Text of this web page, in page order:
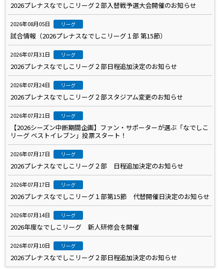
2026プレナスなでしこリーグ２部入替戦予選大会開催のお知らせ
2026年08月05日 リーグ
試合情報（2026プレナスなでしこリーグ１部 第15節）
2026年07月31日 リーグ
2026プレナスなでしこリーグ２部日程追加決定のお知らせ
2026年07月24日 リーグ
2026プレナスなでしこリーグ２部スタジアム変更のお知らせ
2026年07月21日 リーグ
【2026シーズン中断期間企画】ファン・サポーターが選ぶ「なでしこ
リーグ ベストイレブン」投票スタート！
2026年07月17日 リーグ
2026プレナスなでしこリーグ２部 日程追加決定のお知らせ
2026年07月17日 リーグ
2026プレナスなでしこリーグ１部第15節 代替開催日決定のお知らせ
2026年07月14日 リーグ
2026年度なでしこリーグ 新人研修会を開催
2026年07月10日 リーグ
2026プレナスなでしこリーグ２部日程追加決定のお知らせ